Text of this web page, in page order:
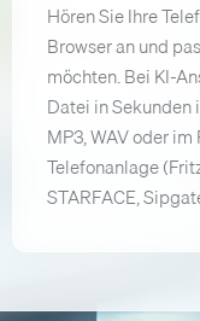
Hören Sie Ihre
Browser an und
möchten. Bei KI-
Datei in
MP3, WAV oder
Telefonanlage
STARFACE,